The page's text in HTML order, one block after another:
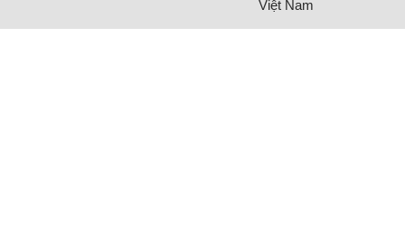
Việt Nam